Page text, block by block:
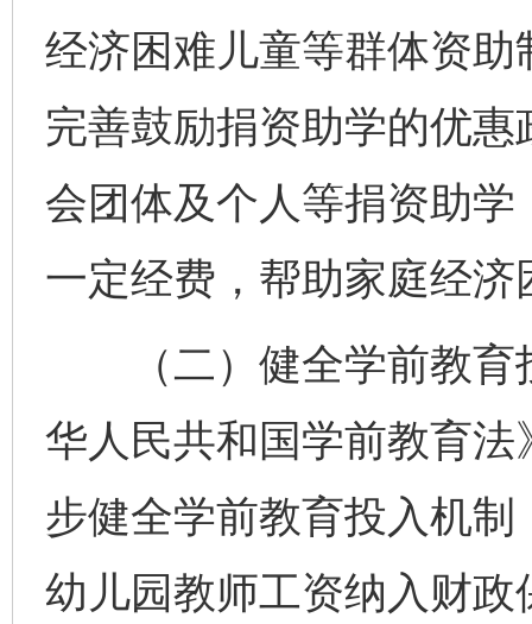
经济困难儿童等群体资
完善鼓励捐资助学的优
会团体及个人等捐资助
一定经费，帮助家庭经
（二）健全学前教育
华人民共和国学前教育
步健全学前教育投入机
幼儿园教师工资纳入财